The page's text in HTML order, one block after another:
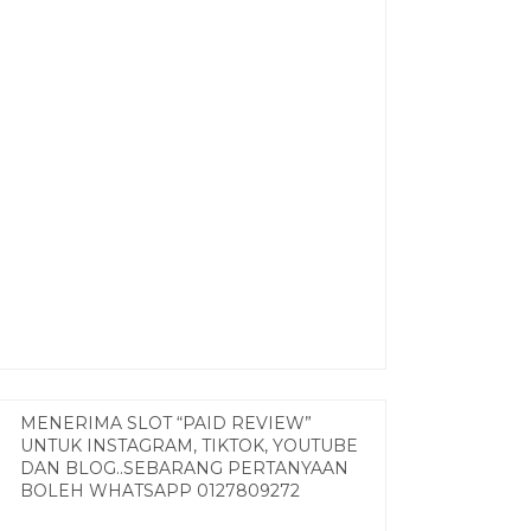
MENERIMA SLOT “PAID REVIEW”
UNTUK INSTAGRAM, TIKTOK, YOUTUBE
DAN BLOG..SEBARANG PERTANYAAN
BOLEH WHATSAPP 0127809272